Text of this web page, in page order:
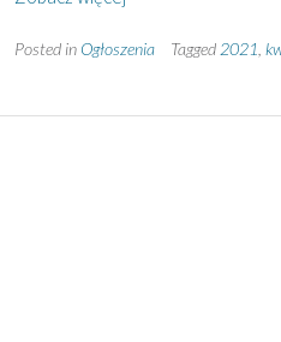
Posted in Ogłoszenia Tagged 2021